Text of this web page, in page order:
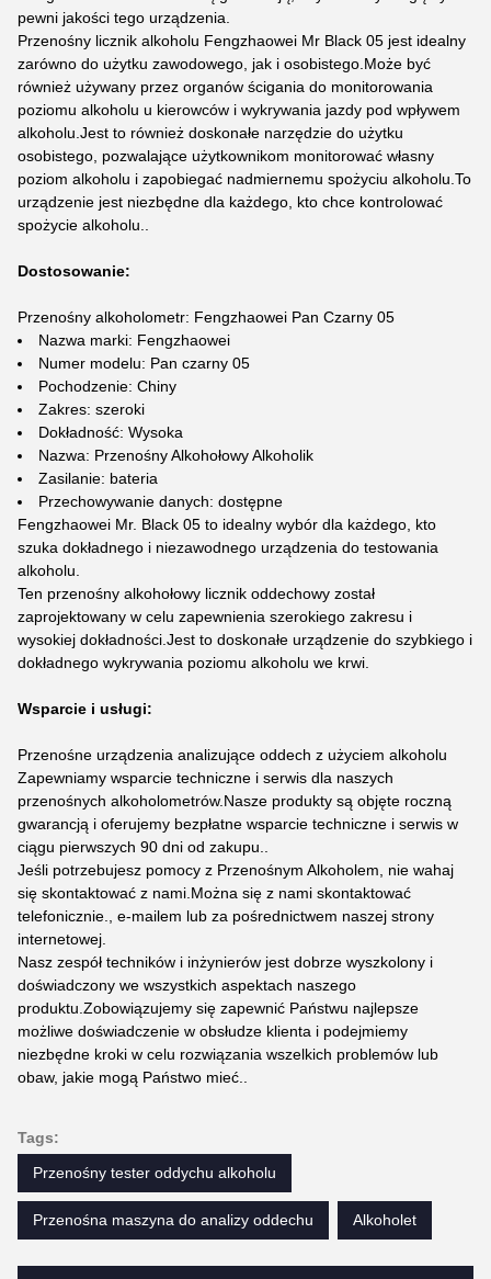
pewni jakości tego urządzenia.
Przenośny licznik alkoholu Fengzhaowei Mr Black 05 jest idealny
zarówno do użytku zawodowego, jak i osobistego.Może być
również używany przez organów ścigania do monitorowania
poziomu alkoholu u kierowców i wykrywania jazdy pod wpływem
alkoholu.Jest to również doskonałe narzędzie do użytku
osobistego, pozwalające użytkownikom monitorować własny
poziom alkoholu i zapobiegać nadmiernemu spożyciu alkoholu.To
urządzenie jest niezbędne dla każdego, kto chce kontrolować
spożycie alkoholu..
Dostosowanie:
Przenośny alkoholometr: Fengzhaowei Pan Czarny 05
Nazwa marki: Fengzhaowei
Numer modelu: Pan czarny 05
Pochodzenie: Chiny
Zakres: szeroki
Dokładność: Wysoka
Nazwa: Przenośny Alkohołowy Alkoholik
Zasilanie: bateria
Przechowywanie danych: dostępne
Fengzhaowei Mr. Black 05 to idealny wybór dla każdego, kto
szuka dokładnego i niezawodnego urządzenia do testowania
alkoholu.
Ten przenośny alkohołowy licznik oddechowy został
zaprojektowany w celu zapewnienia szerokiego zakresu i
wysokiej dokładności.Jest to doskonałe urządzenie do szybkiego i
dokładnego wykrywania poziomu alkoholu we krwi.
Wsparcie i usługi:
Przenośne urządzenia analizujące oddech z użyciem alkoholu
Zapewniamy wsparcie techniczne i serwis dla naszych
przenośnych alkoholometrów.Nasze produkty są objęte roczną
gwarancją i oferujemy bezpłatne wsparcie techniczne i serwis w
ciągu pierwszych 90 dni od zakupu..
Jeśli potrzebujesz pomocy z Przenośnym Alkoholem, nie wahaj
się skontaktować z nami.Można się z nami skontaktować
telefonicznie., e-mailem lub za pośrednictwem naszej strony
internetowej.
Nasz zespół techników i inżynierów jest dobrze wyszkolony i
doświadczony we wszystkich aspektach naszego
produktu.Zobowiązujemy się zapewnić Państwu najlepsze
możliwe doświadczenie w obsłudze klienta i podejmiemy
niezbędne kroki w celu rozwiązania wszelkich problemów lub
obaw, jakie mogą Państwo mieć..
Tags:
Przenośny tester oddychu alkoholu
Przenośna maszyna do analizy oddechu Alkoholet